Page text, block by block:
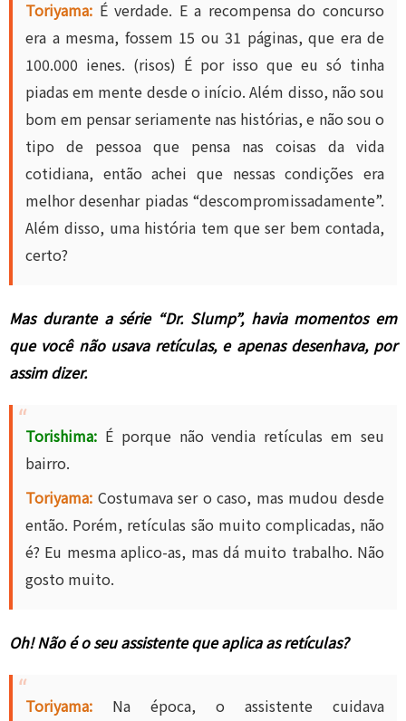
Toriyama: É verdade. E a recompensa do concurso
era a mesma, fossem 15 ou 31 páginas, que era de
100.000 ienes. (risos) É por isso que eu só tinha
piadas em mente desde o início. Além disso, não sou
bom em pensar seriamente nas histórias, e não sou o
tipo de pessoa que pensa nas coisas da vida
cotidiana, então achei que nessas condições era
melhor desenhar piadas “descompromissadamente”.
Além disso, uma história tem que ser bem contada,
certo?
Mas durante a série “Dr. Slump”, havia momentos em
que você não usava retículas, e apenas desenhava, por
assim dizer.
Torishima: É porque não vendia retículas em seu
bairro.
Toriyama: Costumava ser o caso, mas mudou desde
então. Porém, retículas são muito complicadas, não
é? Eu mesma aplico-as, mas dá muito trabalho. Não
gosto muito.
Oh! Não é o seu assistente que aplica as retículas?
Toriyama: Na época, o assistente cuidava